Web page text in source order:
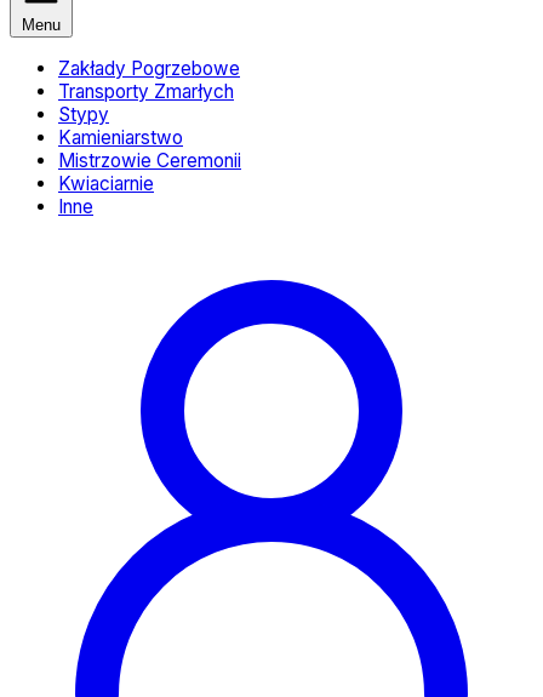
Menu
Zakłady Pogrzebowe
Transporty Zmarłych
Stypy
Kamieniarstwo
Mistrzowie Ceremonii
Kwiaciarnie
Inne